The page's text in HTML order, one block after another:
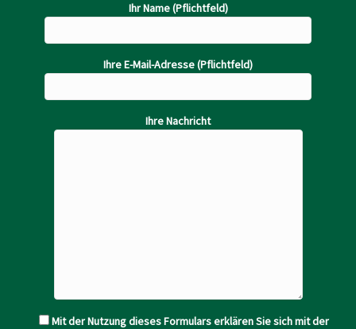
Ihr Name (Pflichtfeld)
Ihre E-Mail-Adresse (Pflichtfeld)
Ihre Nachricht
Mit der Nutzung dieses Formulars erklären Sie sich mit der